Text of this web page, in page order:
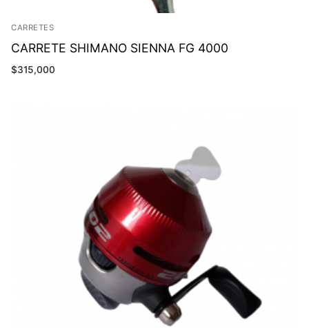
CARRETES
CARRETE SHIMANO SIENNA FG 4000
$315,000